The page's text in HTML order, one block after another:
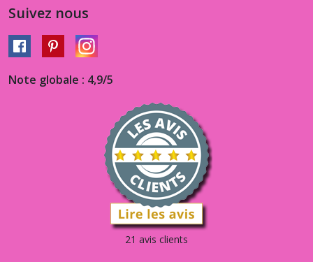
Suivez nous
Note globale : 4,9/5
21 avis clients